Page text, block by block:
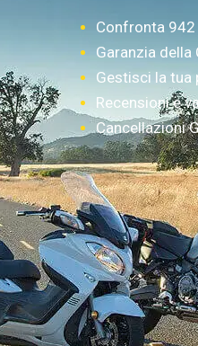
Confronta
Garanzia
Gestisci la tua
Recensioni e
Cancellazioni